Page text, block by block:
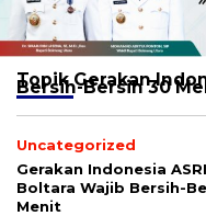
TopikGerakan
Bersih-Bersih 30
Uncategorized
Gerakan Indonesia
Boltara Wajib Bersih-
Menit